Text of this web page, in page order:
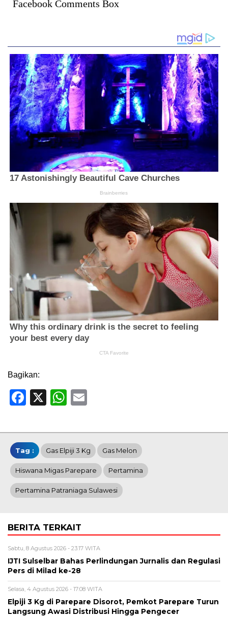
Facebook Comments Box
Bagikan:
Facebook
X WhatsApp
Tag : Gas Elpiji 3 Kg Gas Melon
Hiswana Migas Parepare Pertamina
Pertamina Patraniaga Sulawesi
BERITA TERKAIT
Sabtu, 8 Agustus 2026 - 23:17 WITA
IJTI Sulselbar Bahas Perlindungan Jurnalis dan Regulasi
Pers di Milad ke-28
Selasa, 4 Agustus 2026 - 17:08 WITA
Elpiji 3 Kg di Parepare Disorot, Pemkot Parepare Turun
Langsung Awasi Distribusi Hingga Pengecer